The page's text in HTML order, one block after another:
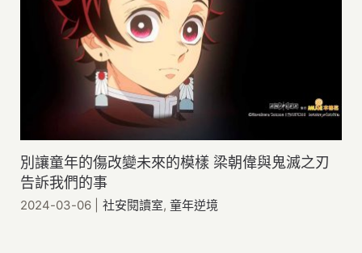
別讓童年的傷改變未來的模樣 梁朝偉與鬼滅之刃
告訴我們的事
2024-03-06 社安閱讀室,童年逆境